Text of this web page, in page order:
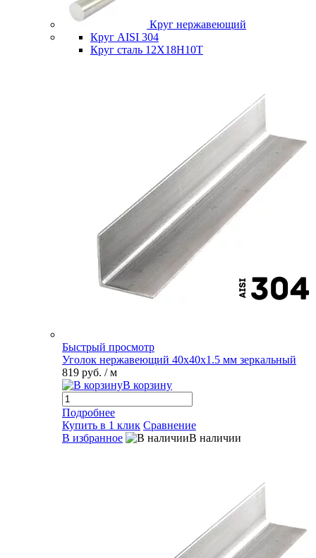
Круг нержавеющий
Круг AISI 304
Круг сталь 12Х18Н10Т
Быстрый просмотр
Уголок нержавеющий 40х40х1.5 мм зеркальный
819 руб. / м
В корзину
Подробнее
Купить в 1 клик Сравнение
В избранное
В наличии